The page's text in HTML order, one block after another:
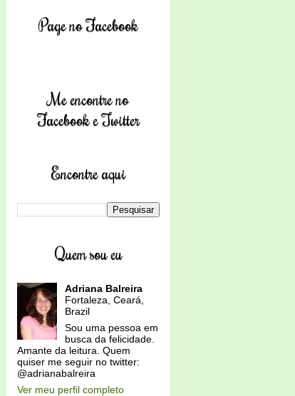
Page no Facebook
Me encontre no
Facebook e Twitter
Encontre aqui
Quem sou eu
Adriana Balreira
Fortaleza, Ceará,
Brazil
Sou uma pessoa em
busca da felicidade.
Amante da leitura. Quem
quiser me seguir no twitter:
@adrianabalreira
Ver meu perfil completo